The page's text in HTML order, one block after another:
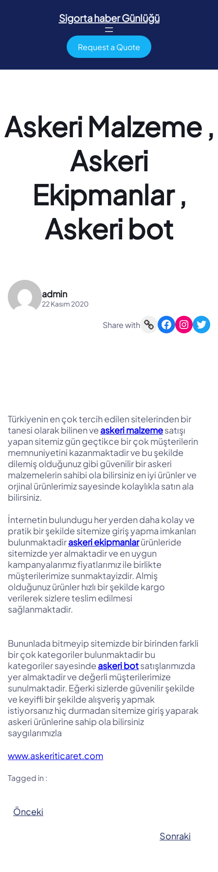
Sigorta haber Günlüğü
Request a Quote
Askeri Malzeme ,
Askeri
Ekipmanlar ,
Askeri bot
admin
22 Kasım 2020
Share with Link Facebook Instagram Twitter
Türkiyenin en çok tercih edilen sitelerinden bir
tanesi olarak bilinen ve askeri malzemesatışı
yapan sitemiz gün geçtikce bir çok müşterilerin
memnuniyetini kazanmaktadir ve bu şekilde
dilemiş olduğunuz gibi güvenilir bir askeri
malzemelerin sahibi ola bilirsiniz en iyi ürünler ve
orjinal ürünlerimiz sayesinde kolaylıkla satın ala
bilirsiniz.
İnternetin bulundugu her yerden daha kolay ve
pratik bir şekilde sitemize giriş yapma imkanları
bulunmaktadiraskeri ekipmanlarürünleride
sitemizde yer almaktadir ve en uygun
kampanyalarımız fiyatlarımız ile birlikte
müşterilerimize sunmaktayizdir. Almiş
olduğunuz ürünler hızlı bir şekilde kargo
verilerek sizlere teslim edilmesi
sağlanmaktadir.
Bununlada bitmeyip sitemizde bir birinden farkli
bir çok kategoriler bulunmaktadir bu
kategoriler sayesinde askeri botsatışlarımızda
yer almaktadir ve değerli müşterilerimize
sunulmaktadir. Eğerki sizlerde güvenilir şekilde
ve keyifli bir şekilde alışveriş yapmak
istiyorsanız hiç durmadan sitemize giriş yaparak
askeri ürünlerine sahip ola bilirsiniz
saygılarımızla
www.askeriticaret.com
Tagged in :
Önceki
Sonraki